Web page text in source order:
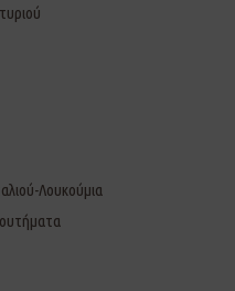
Λουκούμια